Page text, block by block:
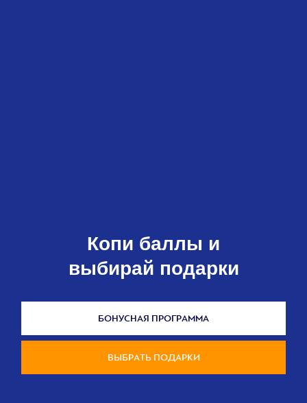
Копи баллы и
выбирай подарки
БОНУСНАЯ ПРОГРАММА
ВЫБРАТЬ ПОДАРКИ